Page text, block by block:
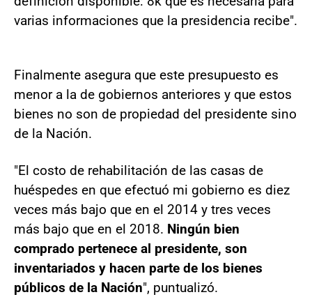
varias informaciones que la presidencia recibe".
Finalmente asegura que este presupuesto es
menor a la de gobiernos anteriores y que estos
bienes no son de propiedad del presidente sino
de la Nación.
"El costo de rehabilitación de las casas de
huéspedes en que efectuó mi gobierno es diez
veces más bajo que en el 2014 y tres veces
más bajo que en el 2018. Ningún bien
comprado pertenece al presidente, son
inventariados y hacen parte de los bienes
públicos de la Nación", puntualizó.